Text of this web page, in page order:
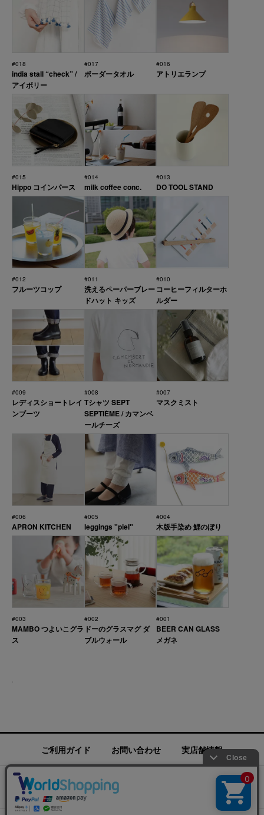
#018
india stall “check” /
アイボリー
#017
ボーダータオル
#016
アトリエランプ
#015
Hippo コインパース
#014
milk coffee conc.
#013
DO TOOL STAND
#012
フルーツコップ
#011
洗えるペーパーブレー
ドハット キッズ
#010
コーヒーフィルターホ
ルダー
#009
レディスショートレイ
ンブーツ
#008
Tシャツ SEPT
SEPTIÈME / カマンベ
ールチーズ
#007
マスクミスト
#006
APRON KITCHEN
#005
leggings "piel"
#004
木版手染め 鯉のぼり
#003
MAMBO つよいこグラ
ス
#002
ドーのグラスマグ ダ
ブルウォール
#001
BEER CAN GLASS
メガネ
.
ご利用ガイド お問い合わせ 実店舗情報
運営会社
プライバシーポリシー